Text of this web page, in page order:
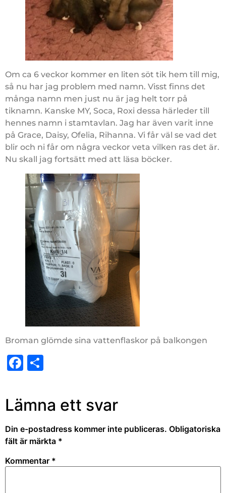
Om ca 6 veckor kommer en liten söt tik hem till mig,
så nu har jag problem med namn. Visst finns det
många namn men just nu är jag helt torr på
tiknamn. Kanske MY, Soca, Roxi dessa härleder till
hennes namn i stamtavlan. Jag har även varit inne
på Grace, Daisy, Ofelia, Rihanna. Vi får väl se vad det
blir och ni får om några veckor veta vilken ras det är.
Nu skall jag fortsätt med att läsa böcker.
Broman glömde sina vattenflaskor på balkongen
Facebook
Lämna ett svar
Din e-postadress kommer inte publiceras. Obligatoriska
fält är märkta *
Kommentar *